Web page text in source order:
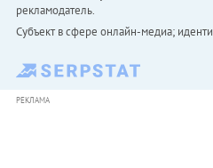
рекламодатель.
Субъект в сфере онлайн-медиа;
РЕКЛАМА